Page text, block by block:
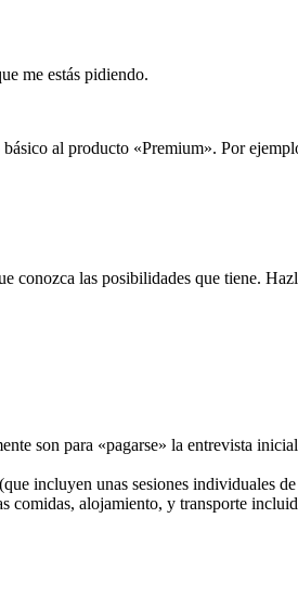
me estás pidiendo.
al producto «Premium». Por
las posibilidades que tiene.
son para «pagarse» la entrevista
incluyen unas sesiones individuales
alojamiento, y transporte